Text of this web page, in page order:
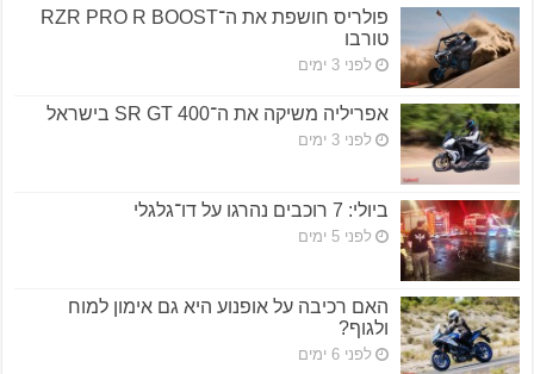
פולריס חושפת את ה־RZR PRO R BOOST
טורבו
לפני 3 ימים
אפריליה משיקה את ה־SR GT 400 בישראל
לפני 3 ימים
ביולי: 7 רוכבים נהרגו על דו־גלגלי
לפני 5 ימים
האם רכיבה על אופנוע היא גם אימון למוח
ולגוף?
לפני 6 ימים